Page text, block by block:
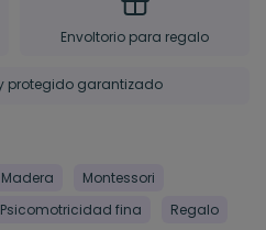
Envoltorio para regalo
protegido garantizado
Madera
Montessori
Psicomotricidad fina
Regalo